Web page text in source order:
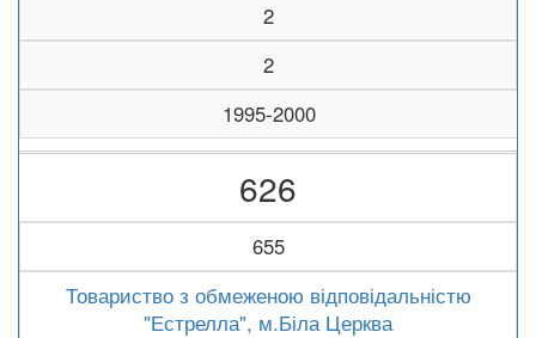
2
2
1995-2000
626
655
Товариство з обмеженою відповідальністю
"Естрелла", м.Біла Церква